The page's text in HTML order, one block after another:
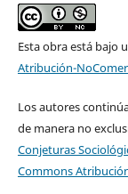
Esta obra está bajo
Atribución-
Los autores
de manera no
Conjeturas
Commons